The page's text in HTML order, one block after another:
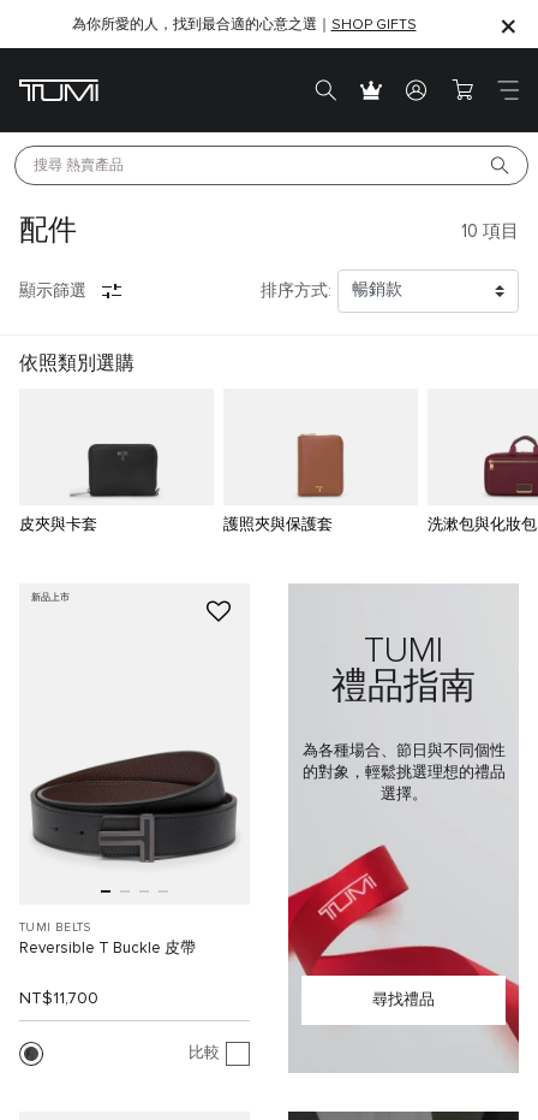
SHOP GIFTS
為你所愛的人，找到最合適的心意之選｜ SHOP GIFTS
全新 Ventra 系列｜線上獨家販售
搜尋 熱賣產品
配件 10 項目
顯示篩選 排序方式:
依照類別選購
皮夾與卡套 護照夾與保護套 洗漱包與化妝包
新品上市
TUMI BELTS
Reversible T Buckle 皮帶
NT$11,700
比較
TUMI
禮品指南
為各種場合、節日與不同個性
的對象，輕鬆挑選理想的禮品
選擇。
尋找禮品